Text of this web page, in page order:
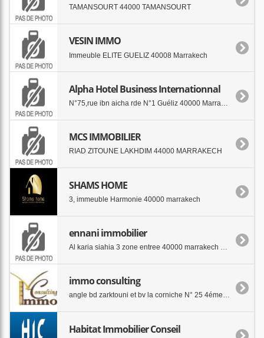
TAMANSOURT 44000 TAMANSOURT
VESIN IMMO
Immeuble ELITE GUELIZ 40008 Marrakech
Alpha Hotel Business Internationnal
N°75,rue ibn aicha rde N°1 Guéliz 40000 Marrakech
MCS IMMOBILIER
RIAD ZITOUNE LAKHDIM 44000 MARRAKECH
SHAMS HOME
3, immeuble Harmonie 40000 marrakech
ennani immobilier
Al karia siahia 3 zone entree 40000 marrakech maroc
immo consulting
angle bd zarktouni et bv la corniche N° 25 4éme ét 32677 Casablanca
Habitat Immobilier Conseil